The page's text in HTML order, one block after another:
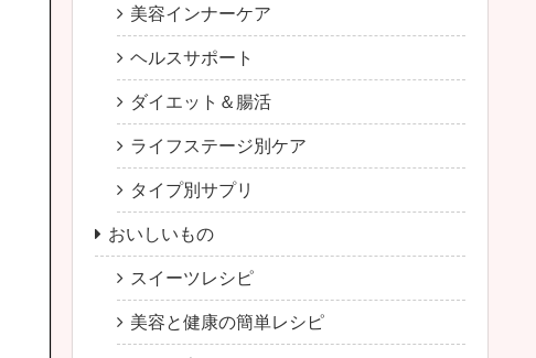
美容インナーケア
ヘルスサポート
ダイエット＆腸活
ライフステージ別ケア
タイプ別サプリ
おいしいもの
スイーツレシピ
美容と健康の簡単レシピ